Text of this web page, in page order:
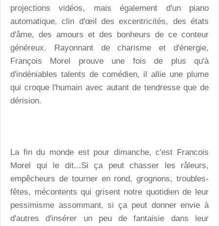
projections vidéos, mais également d'un piano
automatique, clin d'œil des excentricités, des états
d'âme, des amours et des bonheurs de ce conteur
généreux. Rayonnant de charisme et d'énergie,
François Morel prouve une fois de plus qu'à
d'indéniables talents de comédien, il allie une plume
qui croque l'humain avec autant de tendresse que de
dérision.
La fin du monde est pour dimanche, c'est Francois
Morel qui le dit...Si ça peut chasser les râleurs,
empêcheurs de tourner en rond, grognons, troubles-
fêtes, mécontents qui grisent notre quotidien de leur
pessimisme assommant, si ça peut donner envie à
d'autres d'insérer un peu de fantaisie dans leur